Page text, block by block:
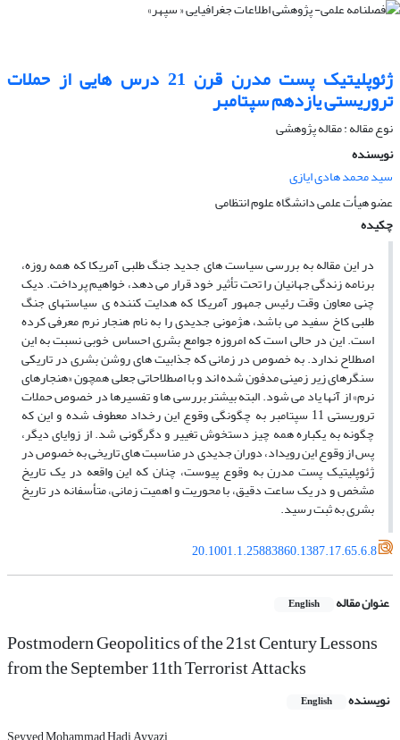
ژئوپلیتیک پست مدرن قرن 21 درس ‏هایى از حملات
تروریستى یازدهم سپتامبر
نوع مقاله : مقاله پژوهشی
نویسنده
سید محمد هادی ایازی
عضو هیأت علمى دانشگاه علوم انتظامى
چکیده
در این مقاله به بررسى سیاست‏ هاى جدید جنگ ‏طلبى آمریکا که همه روزه،
برنامه زندگى جهانیان را تحت تأثیر خود قرار مى ‏دهد، خواهیم پرداخت. دیک
چنى معاون وقت رئیس جمهور آمریکا که هدایت کننده ‏ى سیاست‏هاى جنگ‏
طلبى کاخ سفید مى‏ باشد، هژمونى جدیدى را به نام هنجار نرم معرفى کرده
است. این در حالى است که امروزه جوامع بشرى احساس خوبى نسبت به این
اصطلاح ندارد. به خصوص در زمانى که جذابیت‏ هاى روشن بشرى در تاریکى
سنگرهاى زیر زمینى مدفون شده‏ اند و با اصطلاحاتى جعلى همچون «هنجارهاى
نرم» از آنها یاد مى‏ شود. البته بیشتر بررسى‏ ها و تفسیرها در خصوص حملات
تروریستى 11 سپتامبر به چگونگى وقوع این رخداد معطوف شده و این که
چگونه به یکباره همه چیز دستخوش تغییر و دگرگونى شد. از زوایاى دیگر،
پس از وقوع این رویداد، دوران جدیدى در مناسبت‏ هاى تاریخى به خصوص در
ژئوپلیتیک پست مدرن به وقوع پیوست، چنان که این واقعه در یک تاریخ
مشخص و در یک ساعت دقیق، با محوریت و اهمیت زمانى، متأسفانه در تاریخ
بشرى به ثبت رسید.
20.1001.1.25883860.1387.17.65.6.8
عنوان مقاله English
Postmodern Geopolitics of the 21st Century Lessons
from the September 11th Terrorist Attacks
نویسنده English